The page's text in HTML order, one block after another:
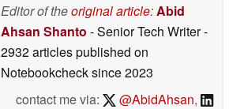
Editor of theoriginal article: Abid
Ahsan Shanto - Senior Tech Writer-
2932 articles published on
Notebookchecksince 2023
contact me via:
@AbidAhsan,